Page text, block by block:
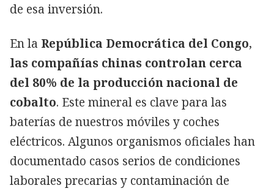
de esa inversión.
En la República Democrática del Congo,
las compañías chinas controlan cerca
del 80% de la producción nacional de
cobalto. Este mineral es clave para las
baterías de nuestros móviles y coches
eléctricos. Algunos organismos oficiales han
documentado casos serios de condiciones
laborales precarias y contaminación de